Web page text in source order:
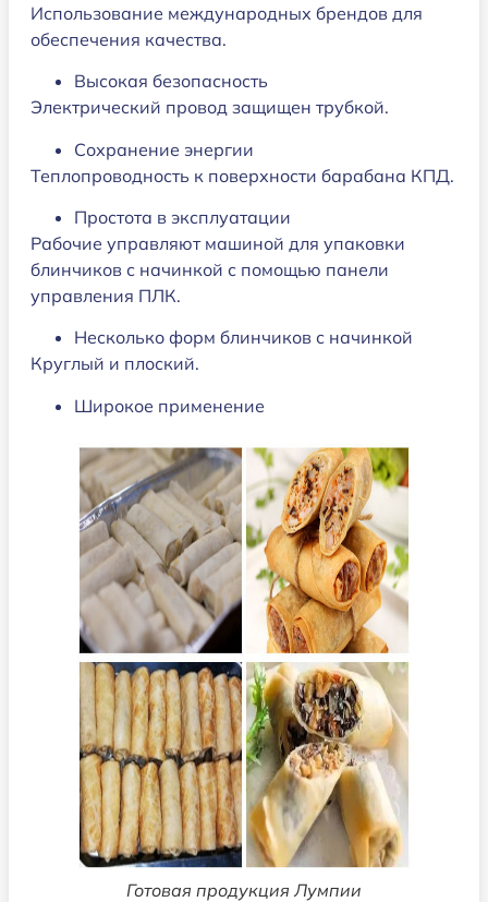
Использование международных брендов для
обеспечения качества.
Высокая безопасность
Электрический провод защищен трубкой.
Сохранение энергии
Теплопроводность к поверхности барабана КПД.
Простота в эксплуатации
Рабочие управляют машиной для упаковки
блинчиков с начинкой с помощью панели
управления ПЛК.
Несколько форм блинчиков с начинкой
Круглый и плоский.
Широкое применение
Готовая продукция Лумпии